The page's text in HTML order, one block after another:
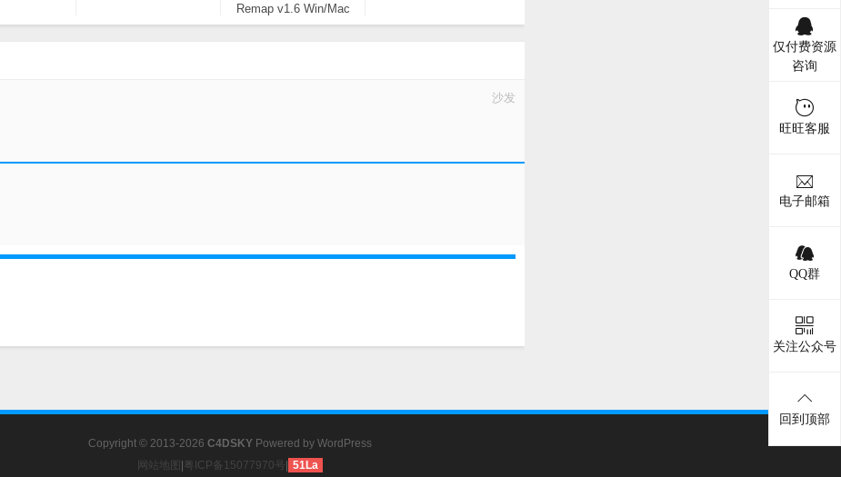
Remap v1.6 Win/Mac
+使用教程
沙发
仅付费资源
咨询
旺旺客服
电子邮箱
QQ群
关注公众号
回到顶部
Copyright © 2013-2026 C4DSKY Powered by WordPress
网站地图 | 粤ICP备15077970号 | 51La